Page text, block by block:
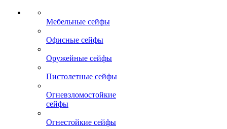
Мебельные сейфы
Офисные сейфы
Оружейные сейфы
Пистолетные сейфы
Огневзломостойкие
сейфы
Огнестойкие сейфы